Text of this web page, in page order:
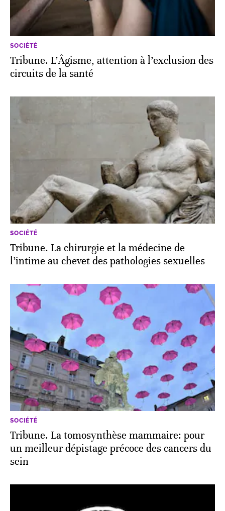
SOCIÉTÉ
Tribune. L’Âgisme, attention à l’exclusion des
circuits de la santé
SOCIÉTÉ
Tribune. La chirurgie et la médecine de
l’intime au chevet des pathologies sexuelles
SOCIÉTÉ
Tribune. La tomosynthèse mammaire: pour
un meilleur dépistage précoce des cancers du
sein